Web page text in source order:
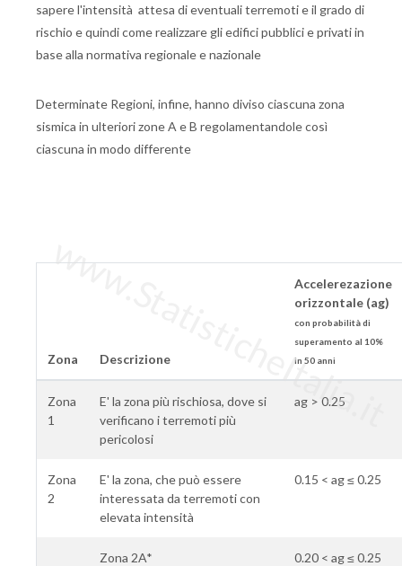
sapere l'intensità attesa di eventuali terremoti e il grado di
rischio e quindi come realizzare gli edifici pubblici e privati in
base alla normativa regionale e nazionale
Determinate Regioni, infine, hanno diviso ciascuna zona
sismica in ulteriori zone A e B regolamentandole così
ciascuna in modo differente
Zona Descrizione
Accelerezazione
orizzontale (ag)
con probabilità di
superamento al 10%
in 50 anni
Zona
1
E' la zona più rischiosa, dove si
verificano i terremoti più
pericolosi
ag > 0.25
Zona
2
E' la zona, che può essere
interessata da terremoti con
elevata intensità
0.15 < ag ≤ 0.25
Zona 2A* 0.20 < ag ≤ 0.25
www.StatisticheItalia.it